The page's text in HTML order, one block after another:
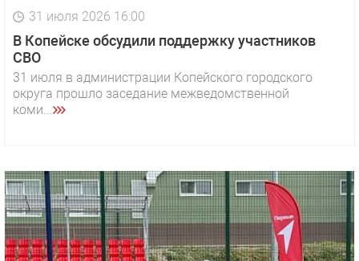
31 июля 2026 16:00
В Копейске обсудили поддержку участников
СВО
31 июля в администрации Копейского городского
округа прошло заседание межведомственной
коми...